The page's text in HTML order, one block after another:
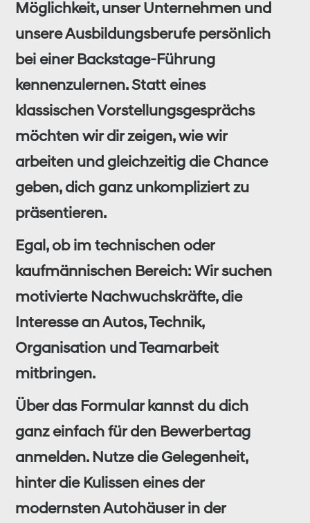
Möglichkeit, unser Unternehmen und
unsere Ausbildungsberufe persönlich
bei einer Backstage-Führung
kennenzulernen. Statt eines
klassischen Vorstellungsgesprächs
möchten wir dir zeigen, wie wir
arbeiten und gleichzeitig die Chance
geben, dich ganz unkompliziert zu
präsentieren.
Egal, ob im technischen oder
kaufmännischen Bereich: Wir suchen
motivierte Nachwuchskräfte, die
Interesse an Autos, Technik,
Organisation und Teamarbeit
mitbringen.
Über das Formular kannst du dich
ganz einfach für den Bewerbertag
anmelden. Nutze die Gelegenheit,
hinter die Kulissen eines der
modernsten Autohäuser in der